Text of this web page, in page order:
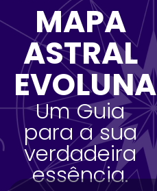
MAPA
ASTRAL
EVOLUNA
Um Guia
para a sua
verdadeira
essência.